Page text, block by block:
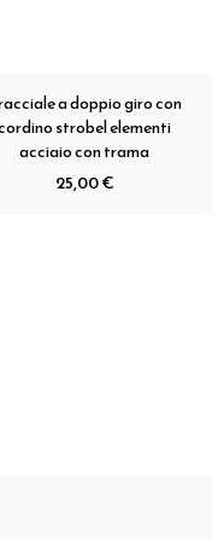
a doppio giro con
strobel elementi
acciaio con trama
25,00 €